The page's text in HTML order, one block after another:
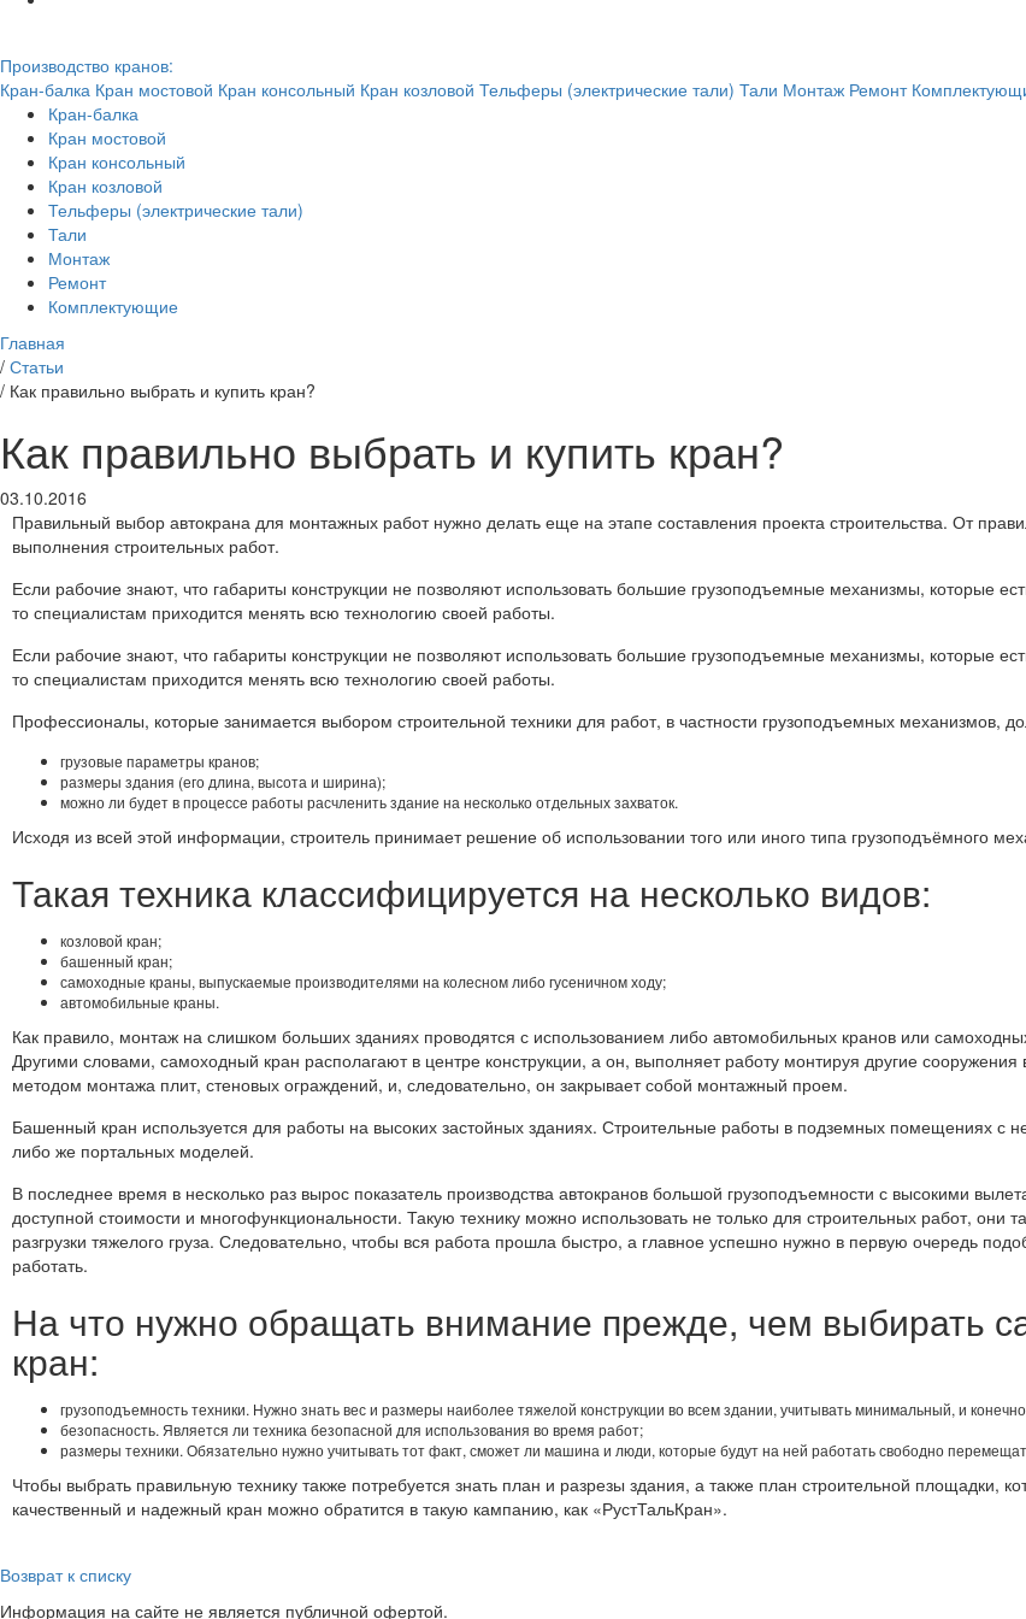
Производство кранов:
Кран-балка Кран мостовой Кран консольный Кран козловой Тельферы (электрические тали) Тали Монтаж Ремонт
Кран-балка
Кран мостовой
Кран консольный
Кран козловой
Тельферы (электрические тали)
Тали
Монтаж
Ремонт
Комплектующие
Главная
/ Статьи
/ Как правильно выбрать и купить кран?
Как правильно выбрать и купить кран?
03.10.2016
Правильный выбор автокрана для монтажных работ нужно делать еще на этапе составления проекта строительства. От
выполнения строительных работ.
Если рабочие знают, что габариты конструкции не позволяют использовать большие грузоподъемные механизмы, которые
то специалистам приходится менять всю технологию своей работы.
Если рабочие знают, что габариты конструкции не позволяют использовать большие грузоподъемные механизмы, которые
то специалистам приходится менять всю технологию своей работы.
Профессионалы, которые занимается выбором строительной техники для работ, в частности грузоподъемных
грузовые параметры кранов;
размеры здания (его длина, высота и ширина);
можно ли будет в процессе работы расчленить здание на несколько отдельных захваток.
Исходя из всей этой информации, строитель принимает решение об использовании того или иного типа грузоподъёмного
Такая техника классифицируется на несколько видов:
козловой кран;
башенный кран;
самоходные краны, выпускаемые производителями на колесном либо гусеничном ходу;
автомобильные краны.
Как правило, монтаж на слишком больших зданиях проводятся с использованием либо автомобильных кранов или
Другими словами, самоходный кран располагают в центре конструкции, а он, выполняет работу монтируя другие сооружения
методом монтажа плит, стеновых ограждений, и, следовательно, он закрывает собой монтажный проем.
Башенный кран используется для работы на высоких застойных зданиях. Строительные работы в подземных помещениях с
либо же портальных моделей.
В последнее время в несколько раз вырос показатель производства автокранов большой грузоподъемности с высокими
доступной стоимости и многофункциональности. Такую технику можно использовать не только для строительных работ, они
разгрузки тяжелого груза. Следовательно, чтобы вся работа прошла быстро, а главное успешно нужно в первую очередь
работать.
На что нужно обращать внимание прежде, чем выбирать
кран:
грузоподъемность техники. Нужно знать вес и размеры наиболее тяжелой конструкции во всем здании, учитывать минимальный, и
безопасность. Является ли техника безопасной для использования во время работ;
размеры техники. Обязательно нужно учитывать тот факт, сможет ли машина и люди, которые будут на ней работать свободно
Чтобы выбрать правильную технику также потребуется знать план и разрезы здания, а также план строительной площадки,
качественный и надежный кран можно обратится в такую кампанию, как «РустТальКран».
Возврат к списку
Информация на сайте не является публичной офертой.